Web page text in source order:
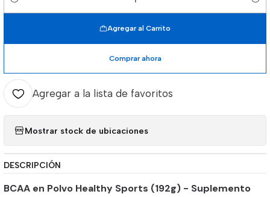
Cantidad
Agregar al Carrito
Comprar ahora
Agregar a la lista de favoritos
Mostrar stock de ubicaciones
DESCRIPCIÓN
BCAA en Polvo Healthy Sports (192g) - Suplemento